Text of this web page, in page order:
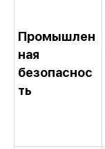
Промышлен
ная
безопаснос
ть